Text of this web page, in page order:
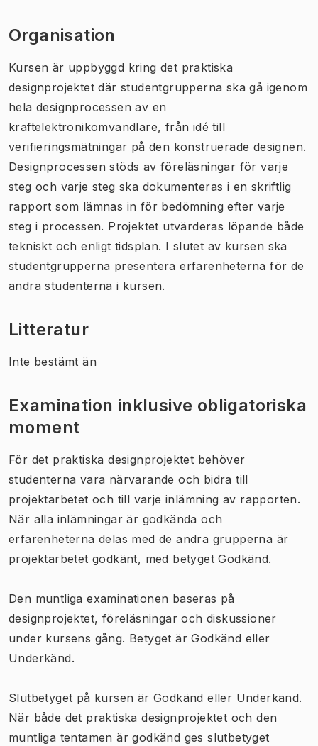
Organisation
Kursen är uppbyggd kring det praktiska
designprojektet där studentgrupperna ska gå igenom
hela designprocessen av en
kraftelektronikomvandlare, från idé till
verifieringsmätningar på den konstruerade designen.
Designprocessen stöds av föreläsningar för varje
steg och varje steg ska dokumenteras i en skriftlig
rapport som lämnas in för bedömning efter varje
steg i processen. Projektet utvärderas löpande både
tekniskt och enligt tidsplan. I slutet av kursen ska
studentgrupperna presentera erfarenheterna för de
andra studenterna i kursen.
Litteratur
Inte bestämt än
Examination inklusive obligatoriska
moment
För det praktiska designprojektet behöver
studenterna vara närvarande och bidra till
projektarbetet och till varje inlämning av rapporten.
När alla inlämningar är godkända och
erfarenheterna delas med de andra grupperna är
projektarbetet godkänt, med betyget Godkänd.
Den muntliga examinationen baseras på
designprojektet, föreläsningar och diskussioner
under kursens gång. Betyget är Godkänd eller
Underkänd.
Slutbetyget på kursen är Godkänd eller Underkänd.
När både det praktiska designprojektet och den
muntliga tentamen är godkänd ges slutbetyget